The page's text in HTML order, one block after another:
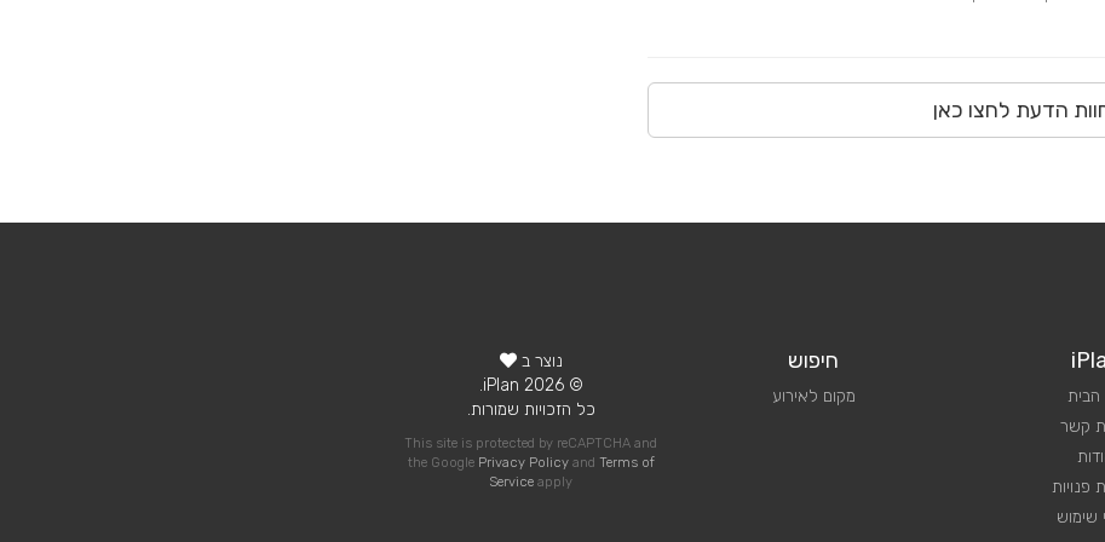
הדעת לחצו כאן
קשר
פנויות
שימוש
חיפוש
מקום לאירוע
נוצר ב
© 2026 iPlan.
כל הזכויות שמורות.
This site is protected by reCAPTCHA and
the Google Privacy Policyand Terms of
Service apply